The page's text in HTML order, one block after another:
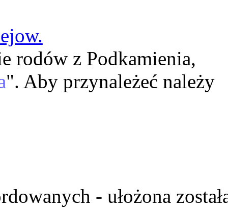
rodów z Podkamienia,
". Aby przynależeć należy
- ułożona